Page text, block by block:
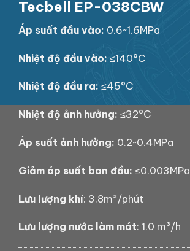
Tecbell EP-038CBW
Áp suất đầu vào: 0.6~1.6MPa
Nhiệt độ đầu vào: ≤140°C
Nhiệt độ đầu ra: ≤45°C
Nhiệt độ ảnh hưởng: ≤32°C
Áp suất ảnh hưởng: 0.2~0.4MPa
Giảm áp suất ban đầu: ≤0.003MPa
Lưu lượng khí: 3.8m³/phút
Lưu lượng nước làm mát: 1.0 m³/h